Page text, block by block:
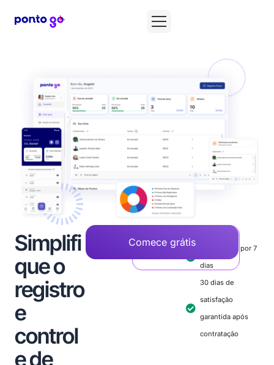
Simplifi
que o
registro
e
control
e de
Comece grátis
Agendar uma
demonstraçãoTeste grátis por 7
dias
30 dias de
satisfação
garantida após
contratação